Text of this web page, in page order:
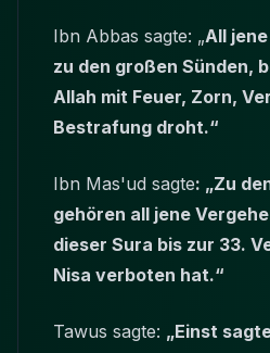
Ibn Abbas sagte: „All
zu den großen Sünden,
Allah mit Feuer, Zorn,
Bestrafung droht.“
Ibn Mas'ud sagte: „Zu
gehören all jene
dieser Sura bis zur 33.
Nisa verboten hat.“
Tawus sagte: „Einst